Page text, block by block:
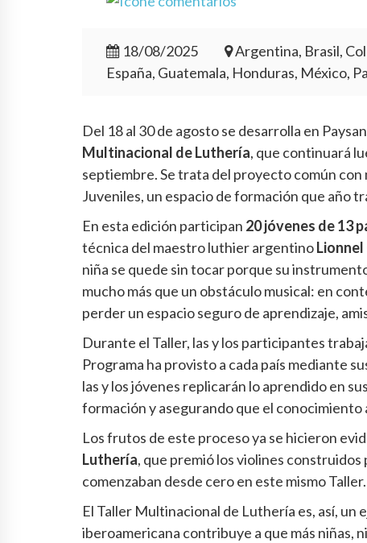
18/08/2025
Argentina, Brasil,
España, Guatemala, Honduras, México,
Del 18 al 30 de agosto se desarrolla en
Multinacional de Luthería, que continuará
septiembre. Se trata del proyecto común
Juveniles, un espacio de formación que año
En esta edición participan 20 jóvenes de 13
técnica del maestro luthier argentino
niña se quede sin tocar porque su
mucho más que un obstáculo musical: en
perder un espacio seguro de aprendizaje,
Durante el Taller, las y los participantes
Programa ha provisto a cada país mediante
las y los jóvenes replicarán lo aprendido en
formación y asegurando que el conocimiento
Los frutos de este proceso ya se hicieron
Luthería, que premió los violines
comenzaban desde cero en este mismo Taller.
El Taller Multinacional de Luthería es, así,
iberoamericana contribuye a que más niñas,